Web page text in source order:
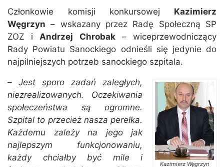
Członkowie komisji konkursowej Kazimierz
Węgrzyn – wskazany przez Radę Społeczną SP
ZOZ iAndrzej Chrobak– wiceprzewodniczący
Rady Powiatu Sanockiego odnieśli się jedynie do
najpilniejszych potrzeb sanockiego szpitala.
Kazimierz Węgrzyn
– Jest sporo zadań zaległych,
niezrealizowanych. Oczekiwania
społeczeństwa są ogromne.
Szpital to przecież nasza perełka.
Każdemu zależy na jego jak
najlepszym funkcjonowaniu,
każdy chciałby być mile i